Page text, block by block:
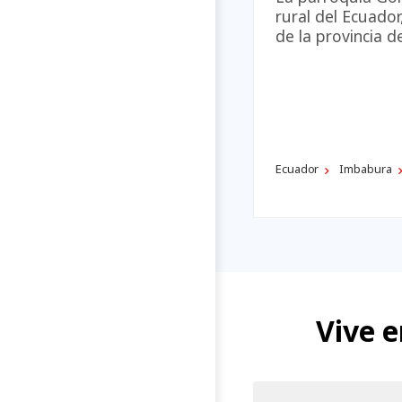
rural del
de la provincia
Ecuador Imbabura
Vive